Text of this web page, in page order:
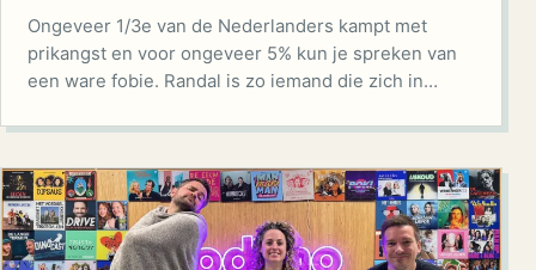
Ongeveer 1/3e van de Nederlanders kampt met
prikangst en voor ongeveer 5% kun je spreken van
een ware fobie. Randal is zo iemand die zich in…